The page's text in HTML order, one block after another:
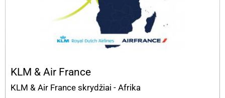
KLM & Air France
KLM & Air France skrydžiai - Afrika